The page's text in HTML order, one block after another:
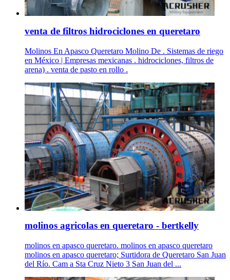
venta de filtros hidrociclones en queretaro
Molinos En Apasco Queretaro Molino De . Sistemas de riego
en México | Empresas mexicanas . hidrociclones, filtros de
arena) . venta de pasto en rollo .
molinos agricolas en queretaro - bertkelly
molinos en apasco queretaro. molinos en apasco queretaro
molinos en apasco queretaro; Surtidora de Queretaro San Juan
del Río. Cam a Sta Cruz Nieto 3 San Juan del ...